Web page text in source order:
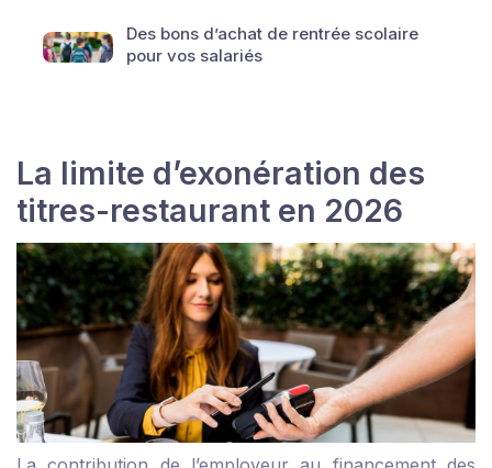
Des bons d’achat de rentrée scolaire
pour vos salariés
La limite d’exonération des
titres-restaurant en 2026